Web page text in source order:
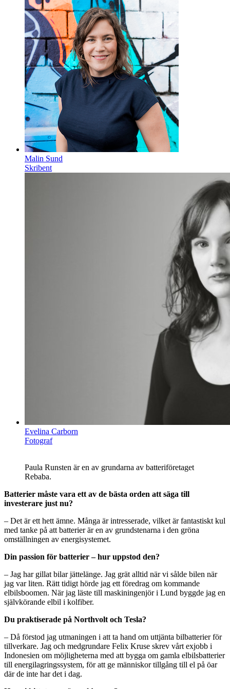
Malin Sund
Skribent
Evelina Carborn
Fotograf
Paula Runsten är en av grundarna av batteriföretaget
Rebaba.
Batterier måste vara ett av de bästa orden att säga till
investerare just nu?
– Det är ett hett ämne. Många är intresserade, vilket är fantastiskt kul
med tanke på att batterier är en av grundstenarna i den gröna
omställningen av energisystemet.
Din passion för batterier – hur uppstod den?
– Jag har gillat bilar jättelänge. Jag grät alltid när vi sålde bilen när
jag var liten. Rätt tidigt hörde jag ett föredrag om kommande
elbilsboomen. När jag läste till maskiningenjör i Lund byggde jag en
självkörande elbil i kolfiber.
Du praktiserade på Northvolt och Tesla?
– Då förstod jag utmaningen i att ta hand om uttjänta bilbatterier för
tillverkare. Jag och medgrundare Felix Kruse skrev vårt exjobb i
Indonesien om möjligheterna med att bygga om gamla elbilsbatterier
till energilagringssystem, för att ge människor tillgång till el på öar
där de inte har det i dag.